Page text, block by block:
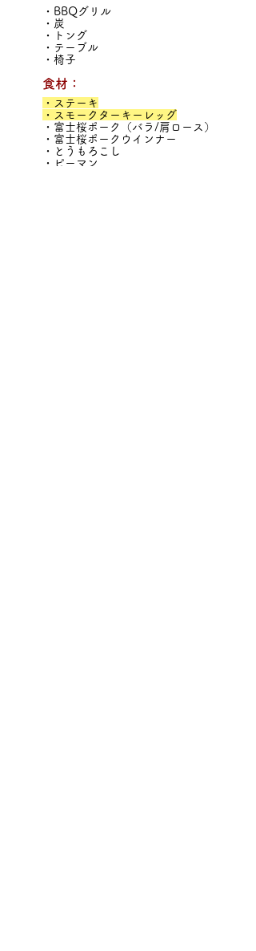
・BBQグリル
・炭
・トング
・テーブル
・椅子
食材：
・ステーキ
・スモークターキーレッグ
・富士桜ポーク（バラ/肩ロース）
・富士桜ポークウインナー
・とうもろこし
・ピーマン